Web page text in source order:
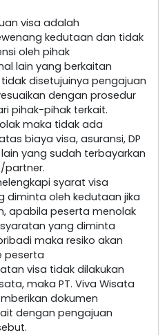
visa adalah
kedutaan dan tidak
oleh pihak
lain yang berkaitan
disetujuinya pengajuan
dengan prosedur
pihak-pihak terkait.
maka tidak ada
biaya visa, asuransi, DP
yang sudah terbayarkan
partner.
syarat visa
diminta oleh kedutaan jika
apabila peserta menolak
yang diminta
maka resiko akan
peserta
visa tidak dilakukan
maka PT. Viva Wisata
dokumen
dengan pengajuan